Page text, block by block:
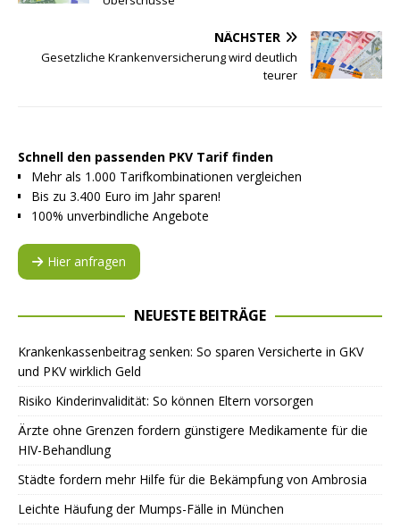
NÄCHSTER
Gesetzliche Krankenversicherung wird deutlich
teurer
Schnell den passenden PKV Tarif finden
Mehr als 1.000 Tarifkombinationen vergleichen
Bis zu 3.400 Euro im Jahr sparen!
100% unverbindliche Angebote
Hier anfragen
NEUESTE BEITRÄGE
Krankenkassenbeitrag senken: So sparen Versicherte in GKV
und PKV wirklich Geld
Risiko Kinderinvalidität: So können Eltern vorsorgen
Ärzte ohne Grenzen fordern günstigere Medikamente für die
HIV-Behandlung
Städte fordern mehr Hilfe für die Bekämpfung von Ambrosia
Leichte Häufung der Mumps-Fälle in München